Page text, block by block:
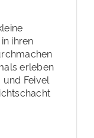
ihren
erleben
und Feivel